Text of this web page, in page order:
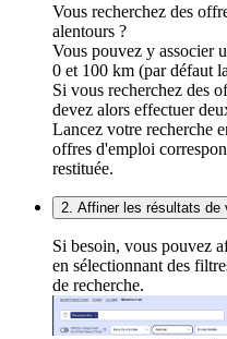
Vous recherchez des
alentours ?
Vous pouvez y associer
0 et 100 km (par défaut
Si vous recherchez des
devez alors effectuer
Lancez votre recherche
offres d'emploi
restituée.
2. Affiner les résultats de
Si besoin, vous pouvez
en sélectionnant des
de recherche.